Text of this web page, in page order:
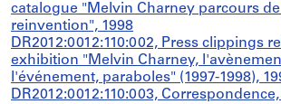
catalogue "Melvin Charney parcours de
reinvention", 1998
DR2012:0012:110:002, Press clippings
exhibition "Melvin Charney,
l'événement, paraboles" (1997-1998),
DR2012:0012:110:003,